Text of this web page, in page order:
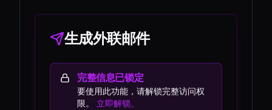
生成外联邮件
完整信息已锁定
要使用此功能，请解锁完整访问权
限。
立即解锁。